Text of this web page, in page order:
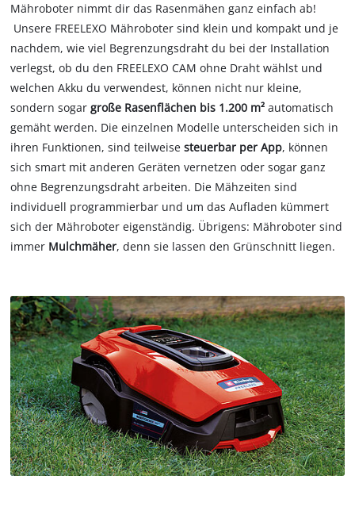
Mähroboter nimmt dir das Rasenmähen ganz einfach ab!
Unsere FREELEXO Mähroboter sind klein und kompakt und je
nachdem, wie viel Begrenzungsdraht du bei der Installation
verlegst, ob du den FREELEXO CAM ohne Draht wählst und
welchen Akku du verwendest, können nicht nur kleine,
sondern sogargroße Rasenflächen bis 1.200 m² automatisch
gemäht werden. Die einzelnen Modelle unterscheiden sich in
ihren Funktionen, sind teilweise steuerbar per App, können
sich smart mit anderen Geräten vernetzen oder sogar ganz
ohne Begrenzungsdraht arbeiten. Die Mähzeiten sind
individuell programmierbar und um das Aufladen kümmert
sich der Mähroboter eigenständig. Übrigens: Mähroboter sind
immer Mulchmäher, denn sie lassen den Grünschnitt liegen.